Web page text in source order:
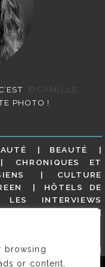
browsing
or content,
©CAMILLE
PHOTO !
BEAUTÉ
CHRONIQUES ET
CULTURE
HÔTELS DE
LES INTERVIEWS
CLASSÉ
RESTAURANTS
PLAIT